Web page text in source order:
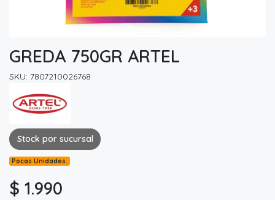
GREDA 750GR ARTEL
SKU: 7807210026768
Stock por sucursal
Pocas Unidades.
$ 1.990